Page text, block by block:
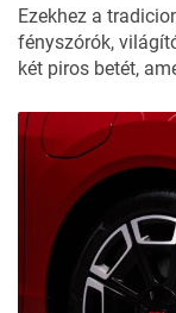
Ezekhez a
fényszórók,
két piros betét,